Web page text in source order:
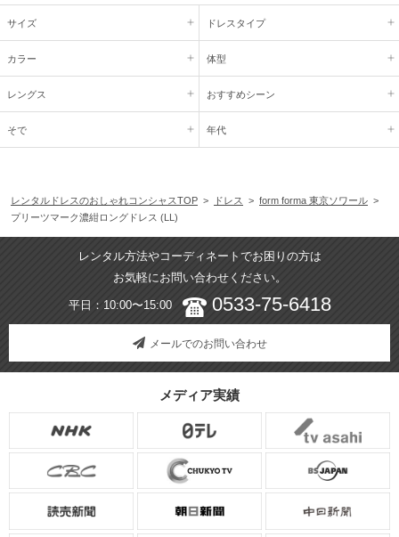
サイズ ドレスタイプ
カラー 体型
レングス おすすめシーン
そで 年代
レンタルドレスのおしゃれコンシャスTOP > ドレス > form forma 東京ソワール >
プリーツマーク濃紺ロングドレス (LL)
レンタル方法やコーディネートでお困りの方は
お気軽にお問い合わせください。
平日：10:00〜15:00 0533-75-6418
メールでのお問い合わせ
メディア実績